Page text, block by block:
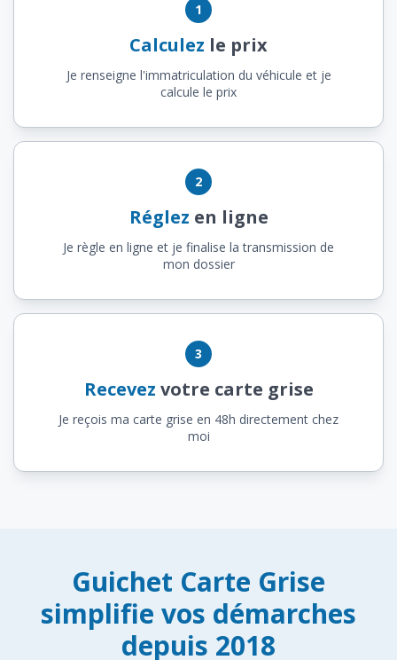
1
Calculez le prix
Je renseigne l'immatriculation du véhicule et je
calcule le prix
2
Réglez en ligne
Je règle en ligne et je finalise la transmission de
mon dossier
3
Recevez votre carte grise
Je reçois ma carte grise en 48h directement chez
moi
Guichet Carte Grise
simplifie vos démarches
depuis 2018